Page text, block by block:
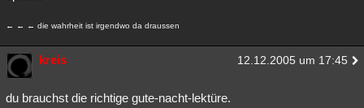
← ← ← die wahrheit ist irgendwo da draussen
kreis 12.12.2005 um 17:45
du brauchst die richtige gute-nacht-lektüre.